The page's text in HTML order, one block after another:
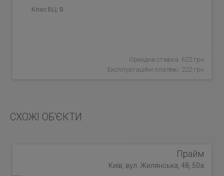
Клас БЦ: B
Орендна ставка: 622 грн
Експлуатаційні платежі: 222 грн
СХОЖІ ОБ'ЄКТИ
Прайм
Київ, вул. Жилянська, 48, 50а